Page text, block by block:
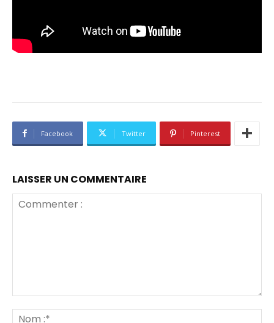
Facebook Twitter Pinterest
LAISSER UN COMMENTAIRE